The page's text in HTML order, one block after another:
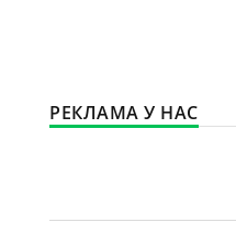
РЕКЛАМА У НАС